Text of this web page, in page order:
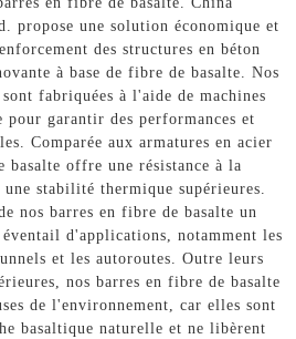
propose une solution économique et
des structures en béton
à base de fibre de basalte. Nos
fabriquées à l'aide de machines
pour garantir des performances et
Comparée aux armatures en acier
offre une résistance à la
stabilité thermique supérieures.
nos barres en fibre de basalte un
d'applications, notamment les
et les autoroutes. Outre leurs
nos barres en fibre de basalte
de l'environnement, car elles sont
basaltique naturelle et ne libèrent